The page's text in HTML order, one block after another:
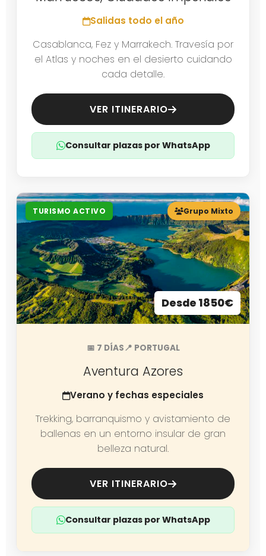
Salidas todo el año
Casablanca, Fez y Marrakech. Travesía por
el Atlas y noches en el desierto cuidando
cada detalle.
VER ITINERARIO
Consultar plazas por WhatsApp
TURISMO ACTIVO Grupo Mixto
Desde 1850€
📅 7 DÍAS📍 PORTUGAL
Aventura Azores
Verano y fechas especiales
Trekking, barranquismo y avistamiento de
ballenas en un entorno insular de gran
belleza natural.
VER ITINERARIO
Consultar plazas por WhatsApp